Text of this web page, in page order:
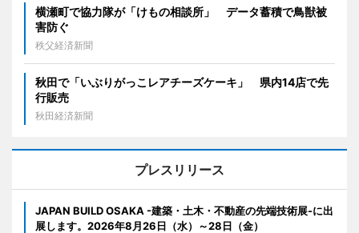
横瀬町で協力隊が「けもの相談所」 データ蓄積で鳥獣被
害防ぐ
秩父経済新聞
秋田で「いぶりがっこレアチーズケーキ」 県内14店で先
行販売
秋田経済新聞
プレスリリース
JAPAN BUILD OSAKA -建築・土木・不動産の先端技術展-に出
展します。2026年8月26日（水）～28日（金）